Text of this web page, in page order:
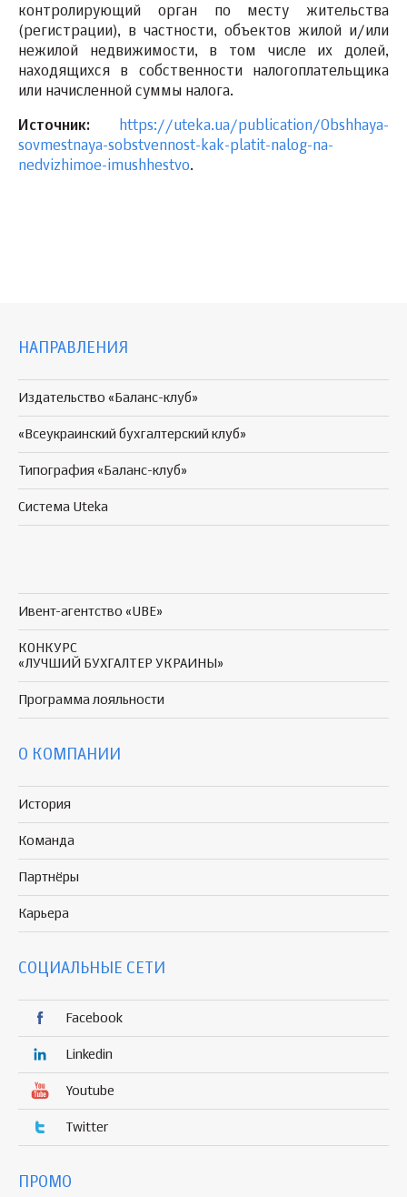
контролирующий орган по месту жительства
(регистрации), в частности, объектов жилой и/или
нежилой недвижимости, в том числе их долей,
находящихся в собственности налогоплательщика
или начисленной суммы налога.
Источник:
https://uteka.ua/publication/Obshhaya-
sovmestnaya-sobstvennost-kak-platit-nalog-na-
nedvizhimoe-imushhestvo.
НАПРАВЛЕНИЯ
Издательство «Баланс-клуб»
«Всеукраинский бухгалтерский клуб»
Типография «Баланс-клуб»
Система Uteka
Ивент-агентство «UBE»
КОНКУРС
«ЛУЧШИЙ БУХГАЛТЕР УКРАИНЫ»
Программа лояльности
О КОМПАНИИ
История
Команда
Партнёры
Карьера
СОЦИАЛЬНЫЕ СЕТИ
Facebook
Linkedin
Youtube
Twitter
ПРОМО